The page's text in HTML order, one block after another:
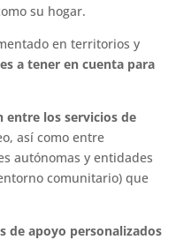
su hogar.
en territorios y
a tener en cuenta para
entre los servicios de
así como entre
autónomas y entidades
comunitario) que
de apoyo personalizados